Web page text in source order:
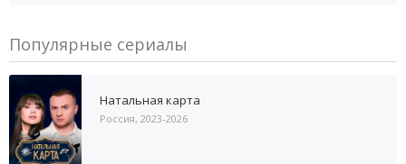
Популярные сериалы
Натальная карта
Россия, 2023-2026